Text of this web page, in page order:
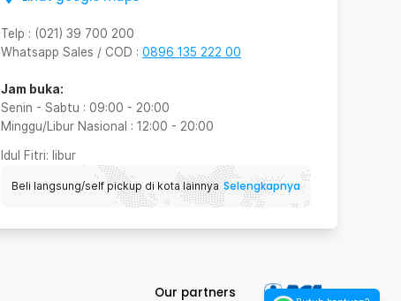
Telp : (021) 39 700 200
Whatsapp Sales / COD : 0896 135 222 00
Jam buka:
Senin - Sabtu : 09:00 - 20:00
Minggu/Libur Nasional : 12:00 - 20:00
Idul Fitri: libur
Beli langsung/self pickup di kota lainnya Selengkapnya
Our partners